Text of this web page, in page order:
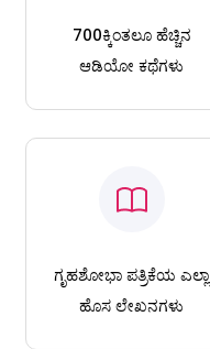
700ಕ್ಕಿಂತಲೂ ಹೆಚ್ಚಿನ
ಆಡಿಯೋ ಕಥೆಗಳು
ಗೃಹಶೋಭಾ ಪತ್ರಿಕೆಯ ಎಲ್ಲಾ
ಹೊಸ ಲೇಖನಗಳು